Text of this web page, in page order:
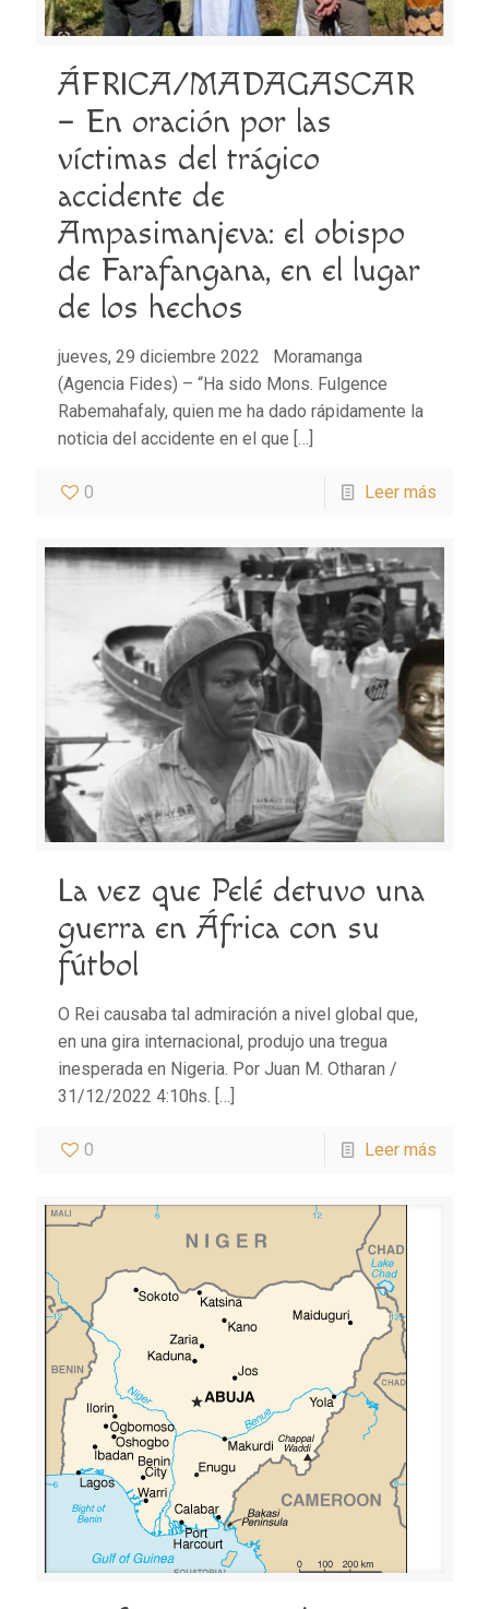
ÁFRICA/MADAGASCAR
– En oración por las
víctimas del trágico
accidente de
Ampasimanjeva: el obispo
de Farafangana, en el lugar
de los hechos
jueves, 29 diciembre 2022 Moramanga
(Agencia Fides) – “Ha sido Mons. Fulgence
Rabemahafaly, quien me ha dado rápidamente la
noticia del accidente en el que […]
0 Leer más
La vez que Pelé detuvo una
guerra en África con su
fútbol
O Rei causaba tal admiración a nivel global que,
en una gira internacional, produjo una tregua
inesperada en Nigeria. Por Juan M. Otharan /
31/12/2022 4:10hs. […]
0 Leer más